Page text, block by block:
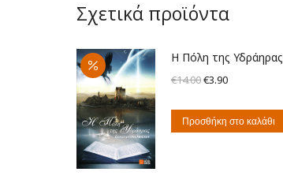
Σχετικά προϊόντα
Η Πόλη της Υδράηρας
€14.00Original
was:
€3.90Η
τιμή
Προσθήκη στο καλάθι